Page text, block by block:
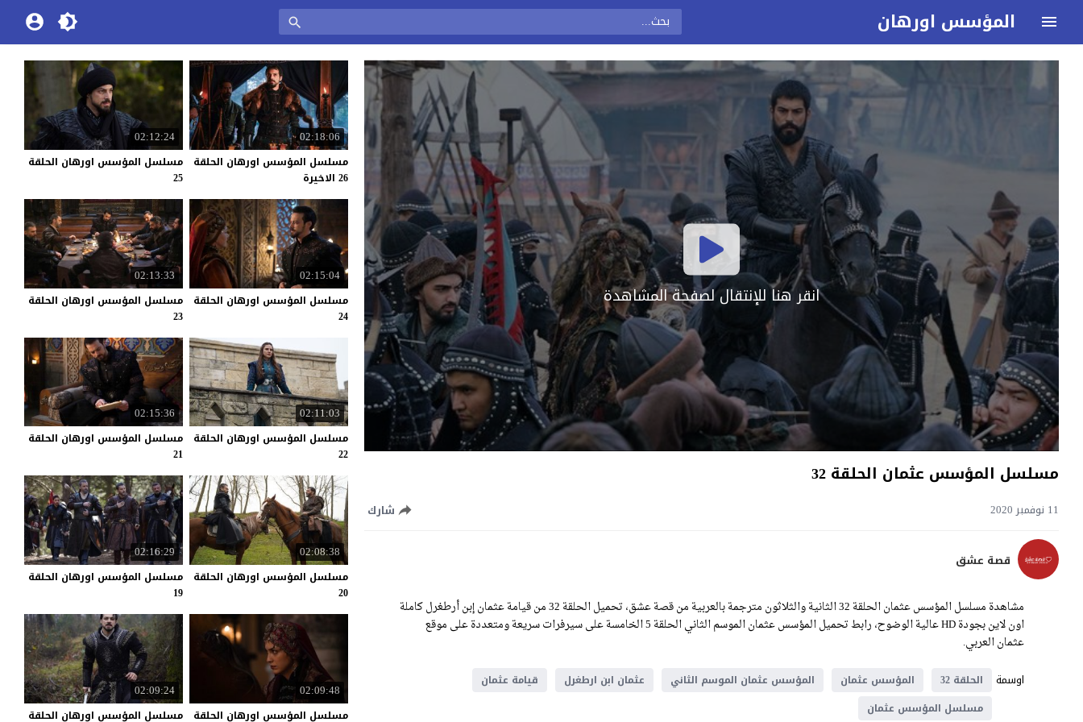
المؤسس اورهان
انقر هنا للإنتقال لصفحة المشاهدة
مسلسل المؤسس عثمان الحلقة 32
11 نوفمبر 2020 شارك
قصة عشق
مشاهدة مسلسل المؤسس عثمان الحلقة 32 الثانية والثلاثون مترجمة بالعربية من قصة عشق، تحميل الحلقة 32 من قيامة عثمان إبن أرطغرل كاملة
اون لاين بجودة HD عالية الوضوح، رابط تحميل المؤسس عثمان الموسم الثاني الحلقة 5 الخامسة على سيرفرات سريعة ومتعددة على موقع
عثمان العربي.
اوسمة
الحلقة 32 المؤسس عثمان المؤسس عثمان الموسم الثاني عثمان ابن ارطغرل
قيامة عثمان
مسلسل المؤسس عثمان
02:18:06
مسلسل المؤسس اورهان الحلقة
26 الاخيرة
02:12:24
مسلسل المؤسس اورهان الحلقة
25
02:15:04
مسلسل المؤسس اورهان الحلقة
24
02:13:33
مسلسل المؤسس اورهان الحلقة
23
02:11:03
مسلسل المؤسس اورهان الحلقة
22
02:15:36
مسلسل المؤسس اورهان الحلقة
21
02:08:38
مسلسل المؤسس اورهان الحلقة
20
02:16:29
مسلسل المؤسس اورهان الحلقة
19
02:09:48
مسلسل المؤسس اورهان الحلقة
02:09:24
مسلسل المؤسس اورهان الحلقة